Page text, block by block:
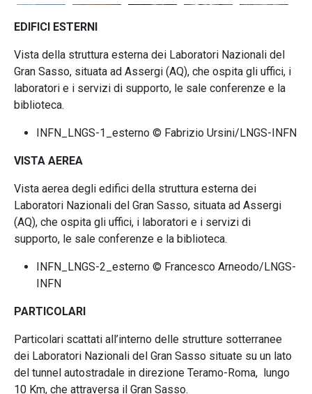
EDIFICI ESTERNI
Vista della struttura esterna dei Laboratori Nazionali del
Gran Sasso, situata ad Assergi (AQ), che ospita gli uffici, i
laboratori e i servizi di supporto, le sale conferenze e la
biblioteca.
INFN_LNGS-1_esterno © Fabrizio Ursini/LNGS-INFN
VISTA AEREA
Vista aerea degli edifici della struttura esterna dei
Laboratori Nazionali del Gran Sasso, situata ad Assergi
(AQ), che ospita gli uffici, i laboratori e i servizi di
supporto, le sale conferenze e la biblioteca.
INFN_LNGS-2_esterno © Francesco Arneodo/LNGS-
INFN
PARTICOLARI
Particolari scattati all’interno delle strutture sotterranee
dei Laboratori Nazionali del Gran Sasso situate su un lato
del tunnel autostradale in direzione Teramo-Roma, lungo
10 Km, che attraversa il Gran Sasso.